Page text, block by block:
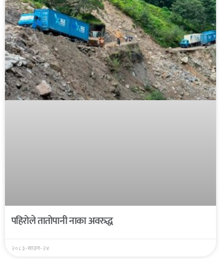
पहिरोले तातोपानी नाका अवरुद्ध
२०८३-साउन-२४